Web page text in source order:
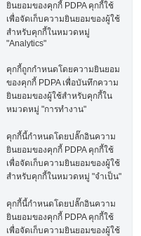
ยินยอมของคุกกี้ PDPA คุกกี้ใช้
เพื่อจัดเก็บความยินยอมของผู้ใช้
สำหรับคุกกี้ในหมวดหมู่
"Analytics"
คุกกี้ถูกกำหนดโดยความยินยอม
ของคุกกี้ PDPA เพื่อบันทึกความ
ยินยอมของผู้ใช้สำหรับคุกกี้ใน
หมวดหมู่ "การทำงาน"
คุกกี้นี้กำหนดโดยปลั๊กอินความ
ยินยอมของคุกกี้ PDPA คุกกี้ใช้
เพื่อจัดเก็บความยินยอมของผู้ใช้
สำหรับคุกกี้ในหมวดหมู่ "จำเป็น"
คุกกี้นี้กำหนดโดยปลั๊กอินความ
ยินยอมของคุกกี้ PDPA คุกกี้ใช้
เพื่อจัดเก็บความยินยอมของผู้ใช้